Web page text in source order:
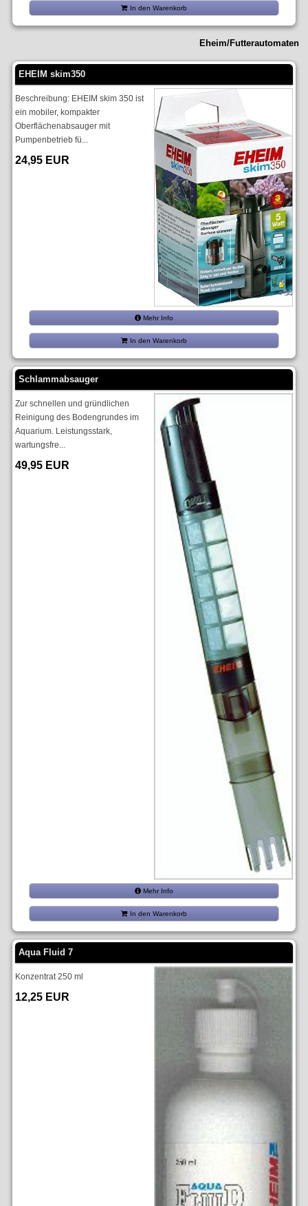
In den Warenkorb
Eheim/Futterautomaten
EHEIM skim350
Beschreibung: EHEIM skim 350 ist
ein mobiler, kompakter
Oberflächenabsauger mit
Pumpenbetrieb fü...
24,95 EUR
Mehr Info
In den Warenkorb
Schlammabsauger
Zur schnellen und gründlichen
Reinigung des Bodengrundes im
Aquarium. Leistungsstark,
wartungsfre...
49,95 EUR
Mehr Info
In den Warenkorb
Aqua Fluid 7
Konzentrat 250 ml
12,25 EUR